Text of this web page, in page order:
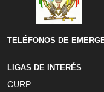
TELÉFONOS DE
LIGAS DE INTERÉS
CURP